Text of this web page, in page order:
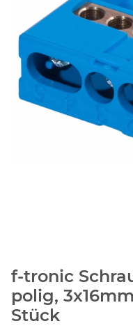
f-tronic
polig,
Stück